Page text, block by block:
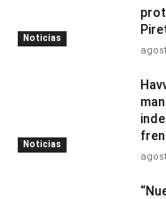
Noticias
Noticias